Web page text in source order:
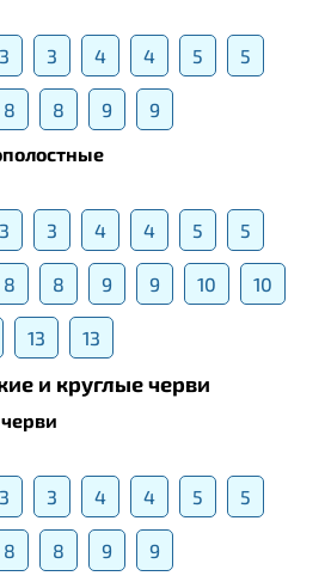
3 3 4 4 5 5
8 8 9
9
3 3 4 4 5 5
8 8 9 9 10 10
13 13
и круглые черви
3 3 4 4 5 5
8 8 9
9